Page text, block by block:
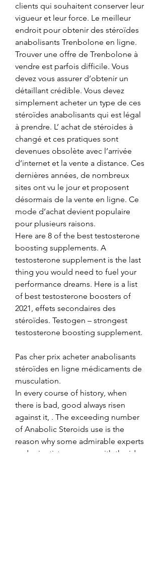
clients qui souhaitent conserver leur
vigueur et leur force. Le meilleur
endroit pour obtenir des stéroïdes
anabolisants Trenbolone en ligne.
Trouver une offre de Trenbolone à
vendre est parfois difficile. Vous
devez vous assurer d’obtenir un
détaillant crédible. Vous devez
simplement acheter un type de ces
stéroïdes anabolisants qui est légal
à prendre. L’ achat de stéroides à
changé et ces pratiques sont
devenues obsolète avec l’arrivée
d’internet et la vente a distance. Ces
dernières années, de nombreux
sites ont vu le jour et proposent
désormais de la vente en ligne. Ce
mode d’achat devient populaire
pour plusieurs raisons.
Here are 8 of the best testosterone
boosting supplements. A
testosterone supplement is the last
thing you would need to fuel your
performance dreams. Here is a list
of best testosterone boosters of
2021, effets secondaires des
stéroïdes. Testogen – strongest
testosterone boosting supplement.
Pas cher prix acheter anabolisants
stéroïdes en ligne médicaments de
musculation.
In every course of history, when
there is bad, good always risen
against it, . The exceeding number
of Anabolic Steroids use is the
reason why some admirable experts
and scientists came up with the idea